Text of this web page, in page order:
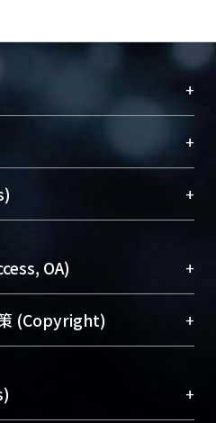
+
列，為永久珍藏及向國際
及學術能量，圖書館整合
庫（AH）不同功能平
scholars。期能整合研
and promote researcher
Library integrates the
with “Academic
+
Library)
+
OA) +
提升資訊取用性的社會運
透過將研究著作公開供使
研究發展、提升研究影響
(Copyright) +
入者所有，或由第三方贊
該版權所有者及第三方同
+